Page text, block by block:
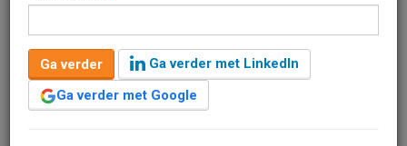
De Raad van Commissarissen van Zaam Wonen heeft
Mariëlle Heuvelmans per 15 november 2024 benoemd
als directeur-bestuurder. Zij volgt Karel Smitsmans op,
Ga verder
Ga verder met LinkedIn
Ga verder met Google